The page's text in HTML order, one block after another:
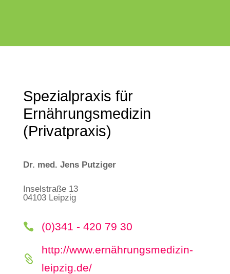
Spezialpraxis für
Ernährungsmedizin
(Privatpraxis)
Dr. med. Jens Putziger
Inselstraße 13
04103 Leipzig
 (0)341 - 420 79 30

http://www.ernährungsmedizin-
leipzig.de/